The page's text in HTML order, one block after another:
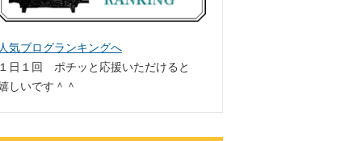
気ブログランキングへ
日１回 ポチッと応援いただけると
しいです＾＾